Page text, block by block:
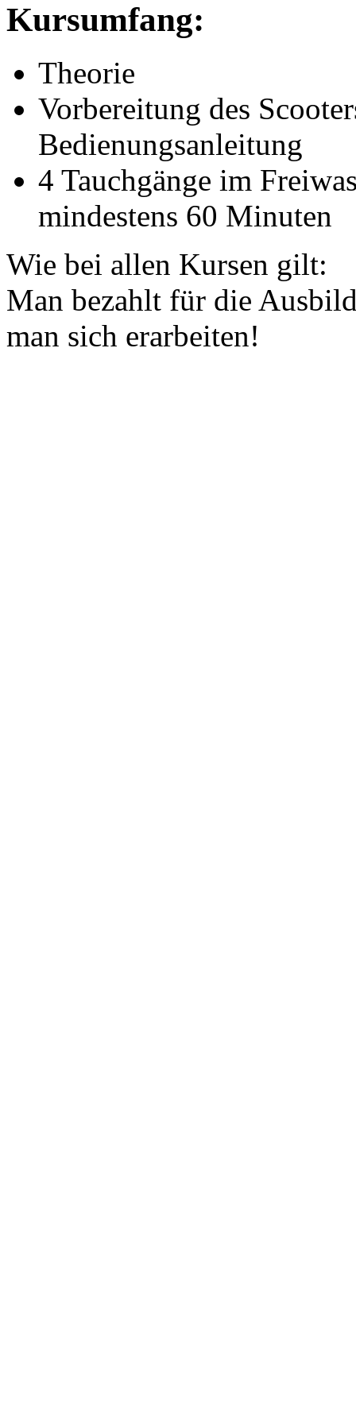
Kursumfang:
Theorie
Vorbereitung des
Bedienungsanleitung
4 Tauchgänge im
mindestens 60 Minuten
Wie bei allen Kursen gilt:
Man bezahlt für die
man sich erarbeiten!